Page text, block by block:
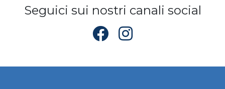
Seguici sui nostri canali social